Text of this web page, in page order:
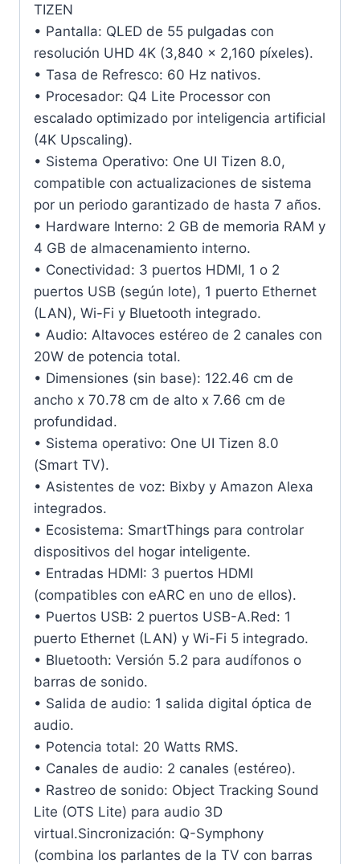
TIZEN
• Pantalla: QLED de 55 pulgadas con
resolución UHD 4K (3,840 x 2,160 píxeles).
• Tasa de Refresco: 60 Hz nativos.
• Procesador: Q4 Lite Processor con
escalado optimizado por inteligencia artificial
(4K Upscaling).
• Sistema Operativo: One UI Tizen 8.0,
compatible con actualizaciones de sistema
por un periodo garantizado de hasta 7 años.
• Hardware Interno: 2 GB de memoria RAM y
4 GB de almacenamiento interno.
• Conectividad: 3 puertos HDMI, 1 o 2
puertos USB (según lote), 1 puerto Ethernet
(LAN), Wi-Fi y Bluetooth integrado.
• Audio: Altavoces estéreo de 2 canales con
20W de potencia total.
• Dimensiones (sin base): 122.46 cm de
ancho x 70.78 cm de alto x 7.66 cm de
profundidad.
• Sistema operativo: One UI Tizen 8.0
(Smart TV).
• Asistentes de voz: Bixby y Amazon Alexa
integrados.
• Ecosistema: SmartThings para controlar
dispositivos del hogar inteligente.
• Entradas HDMI: 3 puertos HDMI
(compatibles con eARC en uno de ellos).
• Puertos USB: 2 puertos USB-A.Red: 1
puerto Ethernet (LAN) y Wi-Fi 5 integrado.
• Bluetooth: Versión 5.2 para audífonos o
barras de sonido.
• Salida de audio: 1 salida digital óptica de
audio.
• Potencia total: 20 Watts RMS.
• Canales de audio: 2 canales (estéreo).
• Rastreo de sonido: Object Tracking Sound
Lite (OTS Lite) para audio 3D
virtual.Sincronización: Q-Symphony
(combina los parlantes de la TV con barras